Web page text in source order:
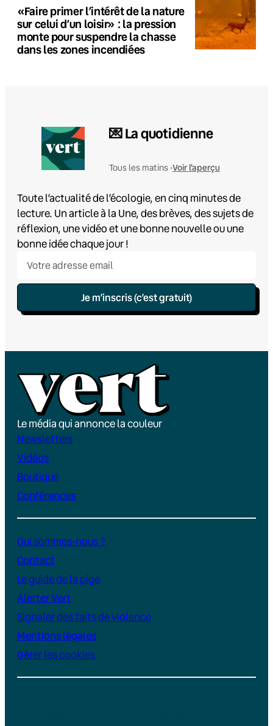
«Faire primer l’intérêt de la nature
sur celui d’un loisir» : la pression
monte pour suspendre la chasse
dans les zones incendiées
💌 La quotidienne
Tous les matins •Voir l'aperçu
Toute l’actualité de l’écologie, en cinq minutes de
lecture. Un article à la Une, des brèves, des sujets de
réflexion, une vidéo et une bonne nouvelle ou une
bonne idée chaque jour !
Je m’inscris (c’est gratuit)
Le média qui annonce la couleur
Newsletters
Vidéos
Boutique
Conférences
Qui sommes-nous ?
Contact
Le guide de la pige
Alerter Vert
Signaler des faits de violence
Mentions légales
Gérer les cookies